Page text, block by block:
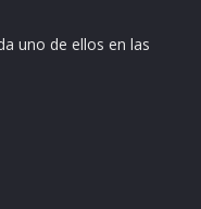
uno de ellos en las